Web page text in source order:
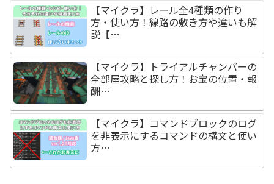
【マイクラ】レール全4種類の作り
方・使い方！線路の敷き方や違いも解
説【…
【マイクラ】トライアルチャンバーの
全部屋攻略と探し方！お宝の位置・報
酬…
【マイクラ】コマンドブロックのログ
を非表示にするコマンドの構文と使い
方…